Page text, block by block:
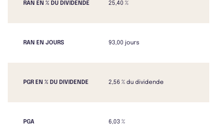
RAN EN % DU DIVIDENDE 25,40 %
RAN EN JOURS 93,00 jours
PGR EN % DU DIVIDENDE 2,56 % du dividende
PGA 6,03 %